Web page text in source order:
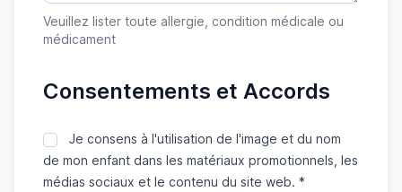
Veuillez lister toute allergie, condition médicale ou
médicament
Consentements et Accords
Je consens à l'utilisation de l'image et du nom
de mon enfant dans les matériaux promotionnels, les
médias sociaux et le contenu du site web. *